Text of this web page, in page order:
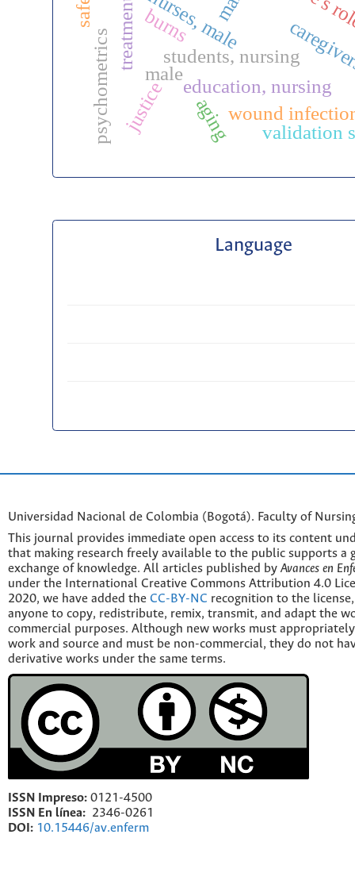
nurses, male
students, nursing
male
education, nursing
wound
burns
aging
psychometrics validation
justice
Language
Universidad Nacional de Colombia (Bogotá). Faculty of
This journal provides immediate open access to its content
that making research freely available to the public supports a
exchange of knowledge. All articles published by Avances en
under the International Creative Commons Attribution 4.0
2020, we have added the CC-BY-NC recognition to the
anyone to copy, redistribute, remix, transmit, and adapt the
commercial purposes. Although new works must
work and source and must be non-commercial, they do not
derivative works under the same terms.
ISSN Impreso: 0121-4500
ISSN En línea: 2346-0261
DOI: 10.15446/av.enferm